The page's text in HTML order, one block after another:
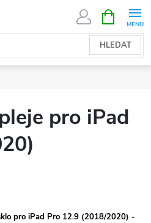
HLEDAT
NÁKUPNÍ
KOŠÍK
pro iPad
pro iPad Pro 12.9 (2018/2020) -